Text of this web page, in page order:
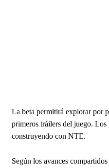
La beta permitirá explorar por
primeros tráilers del juego. Los
construyendo con NTE.
Según los avances